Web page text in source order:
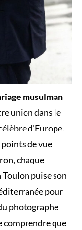
musulman
union dans le
d’Europe.
de vue
chaque
puise son
pour
photographe
comprendre que